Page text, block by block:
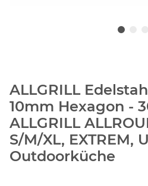
ALLGRILL
10mm Hexagon -
ALLGRILL
S/M/XL, EXTREM,
Outdoorküche